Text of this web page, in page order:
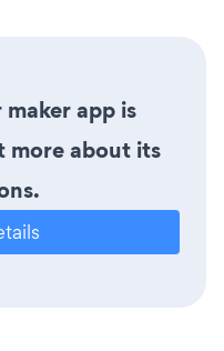
app is
more about its